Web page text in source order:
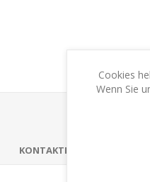
KONTAKTIEREN SIE UNS
Cookies
Wenn Sie